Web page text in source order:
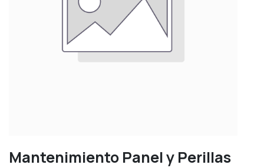
Mantenimiento Panel y Perillas